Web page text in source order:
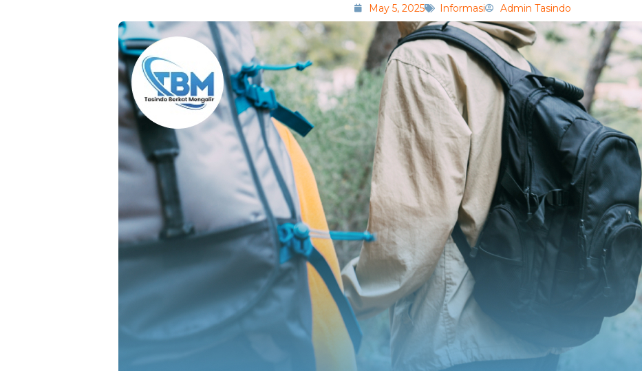
May 5, 2025 Informasi Admin Tasindo